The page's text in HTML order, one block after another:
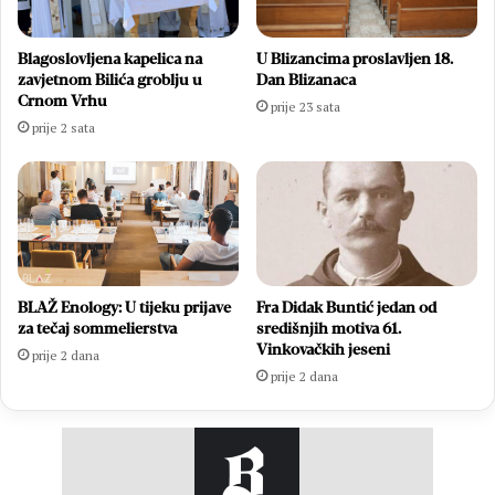
Blagoslovljena kapelica na
zavjetnom Bilića groblju u
Crnom Vrhu
prije 2 sata
U Blizancima proslavljen 18.
Dan Blizanaca
prije 23 sata
BLAŽ Enology: U tijeku prijave
za tečaj sommelierstva
prije 2 dana
Fra Didak Buntić jedan od
središnjih motiva 61.
Vinkovačkih jeseni
prije 2 dana